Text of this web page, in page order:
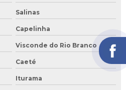
Salinas
Capelinha
Visconde do Rio Branco
Caeté
Iturama